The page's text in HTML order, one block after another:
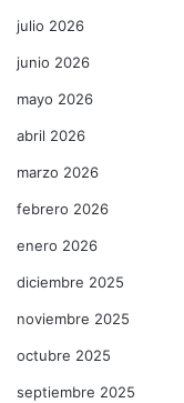
julio 2026
junio 2026
mayo 2026
abril 2026
marzo 2026
febrero 2026
enero 2026
diciembre 2025
noviembre 2025
octubre 2025
septiembre 2025